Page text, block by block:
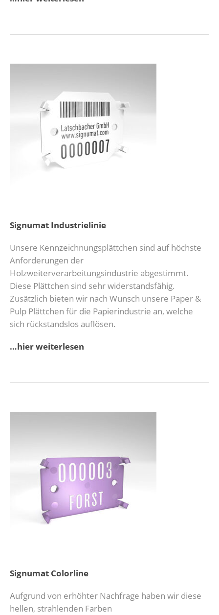
Signumat Industrielinie
Unsere Kennzeichnungsplättchen sind auf höchste
Anforderungen der
Holzweiterverarbeitungsindustrie abgestimmt.
Diese Plättchen sind sehr widerstandsfähig.
Zusätzlich bieten wir nach Wunsch unsere Paper &
Pulp Plättchen für die Papierindustrie an, welche
sich rückstandslos auflösen.
…hier weiterlesen
Signumat Colorline
Aufgrund von erhöhter Nachfrage haben wir diese
hellen, strahlenden Farben